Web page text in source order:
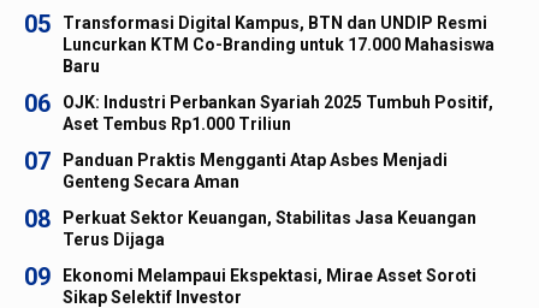
05
Transformasi Digital Kampus, BTN dan UNDIP Resmi
Luncurkan KTM Co-Branding untuk 17.000 Mahasiswa
Baru
06
OJK: Industri Perbankan Syariah 2025 Tumbuh Positif,
Aset Tembus Rp1.000 Triliun
07
Panduan Praktis Mengganti Atap Asbes Menjadi
Genteng Secara Aman
08
Perkuat Sektor Keuangan, Stabilitas Jasa Keuangan
Terus Dijaga
09
Ekonomi Melampaui Ekspektasi, Mirae Asset Soroti
Sikap Selektif Investor